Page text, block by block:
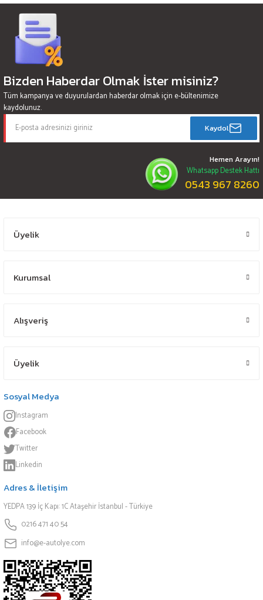
Bizden Haberdar Olmak İster misiniz?
Tüm kampanya ve duyurulardan haberdar olmak için e-bültenimize
kaydolunuz.
Kaydol
Hemen Arayın!
Whatsapp Destek Hattı
0543 967 8260
Üyelik
Kurumsal
Alışveriş
Üyelik
Sosyal Medya
Instagram
Facebook
Twitter
Linkedin
Adres & İletişim
YEDPA 139 İç Kapı: 1C Ataşehir İstanbul - Türkiye
0216 471 40 54
info@e-autolye.com